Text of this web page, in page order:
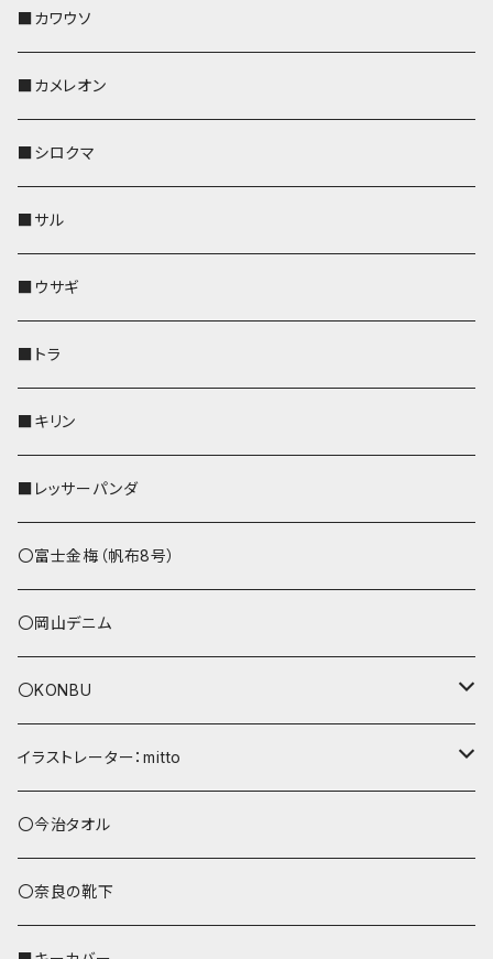
その他
靴下・ミニタオル
その他
財布
靴下・ミニタオル
その他
ペットボトルホルダー
スマホケース
財布
靴下・ミニタオル
その他
ペンホルダー
靴下・ミニタオル
財布
その他
ペンホルダー
レザートレイ
財布
靴下・ミニタオル
その他
帆布・デニム
KONBU
コインケース
AppleWatchバンド
ペットボトルホルダー
ペンホルダー
靴下・ミニタオル
財布
その他
ペンホルダー
ペットボトルホルダー
AppleWatchバンド
財布
その他
ペットボトルホルダー
キーケース
名刺入れ・カードケース
AppleWatchバンド
財布
キーケース
ペンホルダー
IDカードケース
ペットボトルホルダー
その他
リール付きストラップ
リールのみ
ストラップ付
コインケース
名刺入れ
AppleWatchバンド
メガネケース
財布
名刺入れ・カードケース
メガネケース
リール付きストラップ
リールのみ
ストラップ付
ペットボトルホルダー
キーケース
ペンホルダー
AppleWatchバンド
L字ファスナー財布
その他
コインケース
メガネケース
名刺入れ
財布
Apple Watchバンド
■カワウソ
■カメレオン
■シロクマ
■サル
■ウサギ
■トラ
■キリン
■レッサーパンダ
〇富士金梅（帆布8号）
〇岡山デニム
〇KONBU
ショルダーバッグ
あずまバッグ
トートバッグ（L）
イラストレーター：mitto
シマエナガ
ハシビロコウ
〇今治タオル
〇奈良の靴下